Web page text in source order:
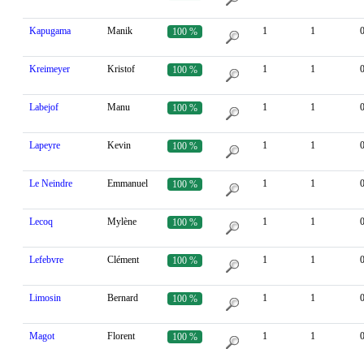
Kapugama Manik 100 % 1 1 0
Kreimeyer Kristof 100 % 1 1 0
Labejof Manu 100 % 1 1 0
Lapeyre Kevin 100 % 1 1 0
Le Neindre Emmanuel 100 % 1 1 0
Lecoq Mylène 100 % 1 1 0
Lefebvre Clément 100 % 1 1 0
Limosin Bernard 100 % 1 1 0
Magot Florent 100 % 1 1 0